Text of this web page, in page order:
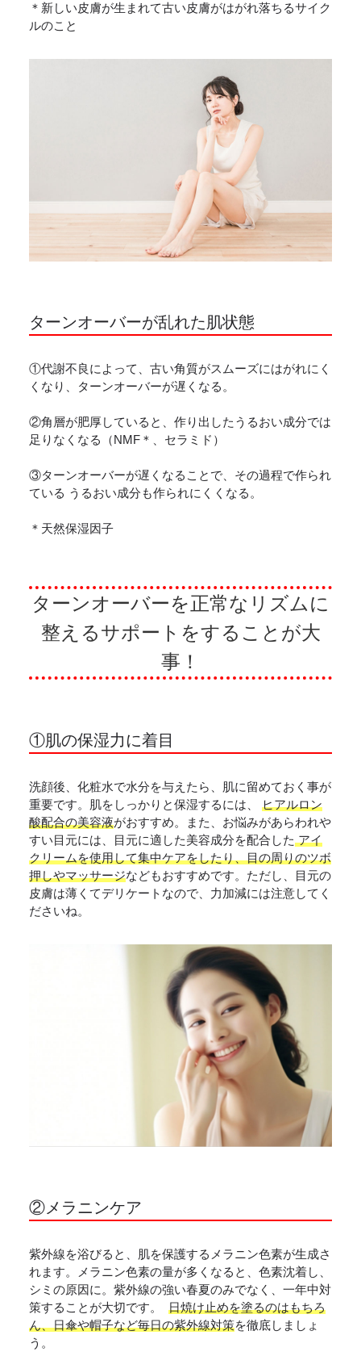
＊新しい皮膚が生まれて古い皮膚がはがれ落ちるサイク
ルのこと
ターンオーバーが乱れた肌状態
①代謝不良によって、古い角質がスムーズにはがれにく
くなり、ターンオーバーが遅くなる。
②角層が肥厚していると、作り出したうるおい成分では
足りなくなる（NMF＊、セラミド）
③ターンオーバーが遅くなることで、その過程で作られ
ている うるおい成分も作られにくくなる。
＊天然保湿因子
ターンオーバーを正常なリズムに
整えるサポートをすることが大
事！
①肌の保湿力に着目
洗顔後、化粧水で水分を与えたら、肌に留めておく事が
重要です。肌をしっかりと保湿するには、 ヒアルロン
酸配合の美容液がおすすめ。また、お悩みがあらわれや
すい目元には、目元に適した美容成分を配合したアイ
クリームを使用して集中ケアをしたり、目の周りのツボ
押しやマッサージなどもおすすめです。ただし、目元の
皮膚は薄くてデリケートなので、力加減には注意してく
ださいね。
②メラニンケア
紫外線を浴びると、肌を保護するメラニン色素が生成さ
れます。メラニン色素の量が多くなると、色素沈着し、
シミの原因に。紫外線の強い春夏のみでなく、一年中対
策することが大切です。 日焼け止めを塗るのはもちろ
ん、日傘や帽子など毎日の紫外線対策を徹底しましょ
う。